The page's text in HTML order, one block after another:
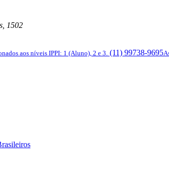
1502
aos níveis IPPI: 1 (Aluno), 2 e 3. (11) 99738-9695